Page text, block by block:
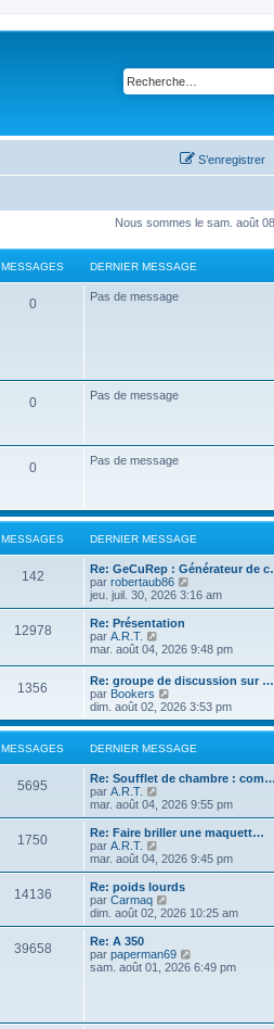
S’enregistrer
Nous sommes le sam. août
MESSAGES DERNIER MESSAGE
0 Pas de message
0 Pas de message
0 Pas de message
MESSAGES DERNIER MESSAGE
142
Re: GeCuRep : Générateur de
par robertaub86
o
i
e
e
r
i
e
r
m
e
s
a
g
e
jeu. juil. 30, 2026 3:16 am
12978
Re: Présentation
par A.R.T.
o
r
l
e
d
e
n
i
e
m
e
s
a
g
e
mar. août 04, 2026 9:48 pm
1356
Re: groupe de discussion sur …
par Bookers
o
i
r
l
e
n
i
e
m
e
s
a
g
dim. août 02, 2026 3:53 pm
MESSAGES DERNIER MESSAGE
5695
Re: Soufflet de chambre : com…
par A.R.T.
o
i
r
e
r
n
i
m
e
g
mar. août 04, 2026 9:55 pm
1750
Re: Faire briller une maquett…
par A.R.T.
o
i
r
l
e
n
i
e
mar. août 04, 2026 9:45 pm
14136
Re: poids lourds
par Carmaq
o
i
l
e
dim. août 02, 2026 10:25 am
39658
Re: A 350
par paperman69
o
sam. août 01, 2026 6:49 pm